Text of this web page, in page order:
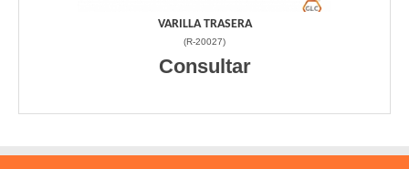
VARILLA TRASERA
(R-20027)
Consultar